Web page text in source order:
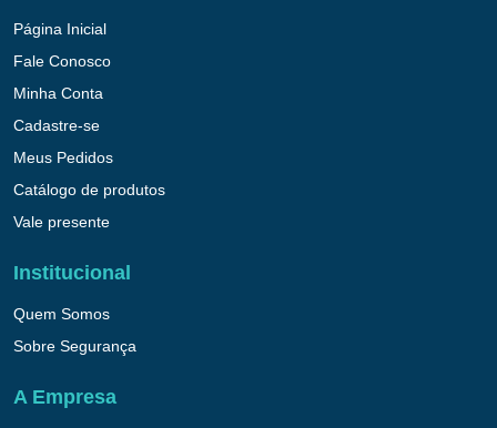
Página Inicial
Fale Conosco
Minha Conta
Cadastre-se
Meus Pedidos
Catálogo de produtos
Vale presente
Institucional
Quem Somos
Sobre Segurança
A Empresa